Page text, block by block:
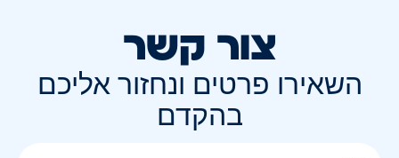
צור קשר
השאירו פרטים ונחזור אליכם
בהקדם